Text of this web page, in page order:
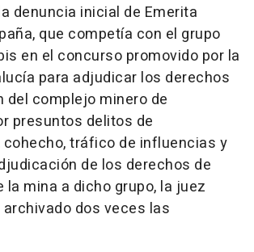
denuncia inicial de Emerita
que competía con el grupo
en el concurso promovido por la
para adjudicar los derechos
del complejo minero de
presuntos delitos de
tráfico de influencias y
de los derechos de
la mina a dicho grupo, la juez
dos veces las